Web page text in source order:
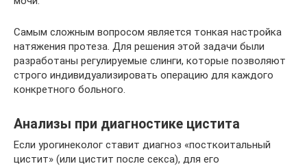
Самым сложным вопросом является тонкая настройка
натяжения протеза. Для решения этой задачи были
разработаны регулируемые слинги, которые позволяют
строго индивидуализировать операцию для каждого
конкретного больного.
Анализы при диагностике цистита
Если урогинеколог ставит диагноз «посткоитальный
цистит» (или цистит после секса), для его